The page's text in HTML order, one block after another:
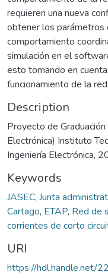
requieren una nueva
obtener los parámetros
comportamiento
simulación en el
esto tomando en
funcionamiento de la red.
Description
Proyecto de
Electrónica) Instituto
Ingeniería Electrónica,
Keywords
JASEC, Junta
Cartago, ETAP, Red de
corrientes de corto
URI
https://hdl.handle.net/